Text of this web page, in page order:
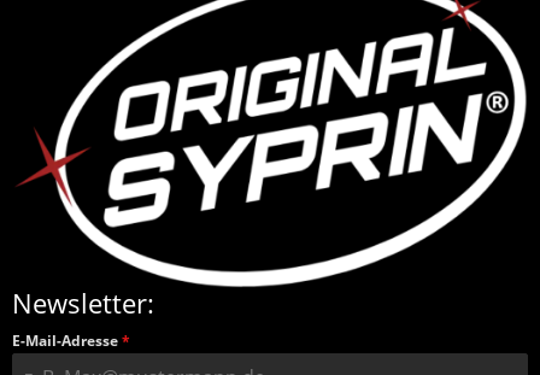
Newsletter:
E-Mail-Adresse*